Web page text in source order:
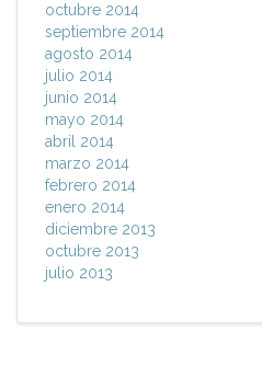
octubre 2014
septiembre 2014
agosto 2014
julio 2014
junio 2014
mayo 2014
abril 2014
marzo 2014
febrero 2014
enero 2014
diciembre 2013
octubre 2013
julio 2013